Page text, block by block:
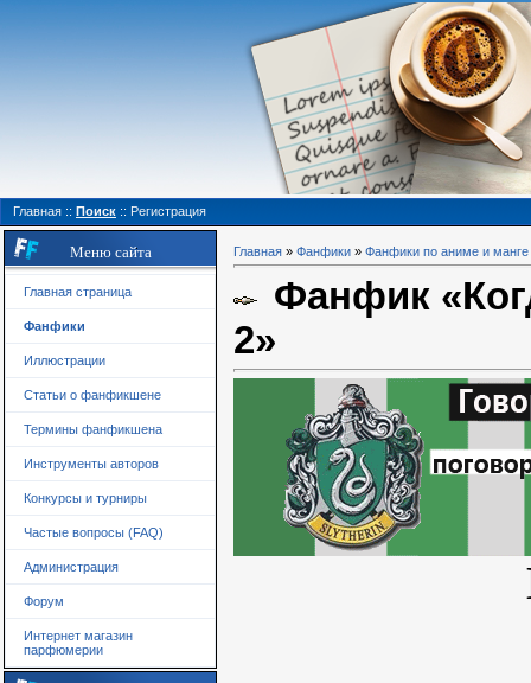
Главная :: Поиск :: Регистрация
Меню сайта
Главная страница
Фанфики
Иллюстрации
Статьи о фанфикшене
Термины фанфикшена
Инструменты авторов
Конкурсы и турниры
Частые вопросы (FAQ)
Администрация
Форум
Интернет магазин
парфюмерии
Главная » Фанфики » Фанфики по аниме и манге
Фанфик
2»